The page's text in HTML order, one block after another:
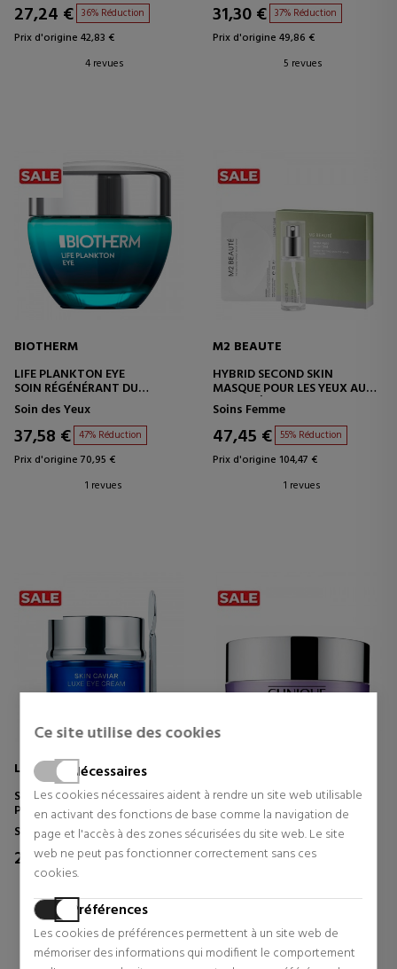
Ce site utilise des cookies
Nécessaires
Les cookies nécessaires aident à rendre un site web utilisable
en activant des fonctions de base comme la navigation de
page et l'accès à des zones sécurisées du site web. Le site
web ne peut pas fonctionner correctement sans ces
cookies.
Préférences
Les cookies de préférences permettent à un site web de
mémoriser des informations qui modifient le comportement
27,24 € 36% Réduction
Prix d'origine 42,83 €
4 revues
31,30 € 37% Réduction
Prix d'origine 49,86 €
5 revues
BIOTHERM
LIFE PLANKTON EYE
SOIN RÉGÉNÉRANT DU
CONTOUR DES YEUX
Soin des Yeux
37,58 € 47% Réduction
Prix d'origine 70,95 €
1 revues
M2 BEAUTE
HYBRID SECOND SKIN
MASQUE POUR LES YEUX AU
COLLAGÈNE
Soins Femme
47,45 € 55% Réduction
Prix d'origine 104,47 €
1 revues
LA PRAIRIE
SKIN CAVIAR LUXE EYE CREAM
PREMIER
Skin Caviar
260,96 €
TAKE THE DAY OFF
BAUME DÉMAQUILLANT POUR
LES YEUX ET LE VISAGE
Nettoyage
23,25 €